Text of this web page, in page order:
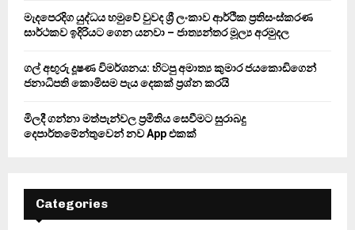
මැදපෙරදිග යුද්ධය හමුවේ වුවද ශ්‍රී ලංකාව ආර්ථික ප්‍රතිසංස්කරණ
සාර්ථකව ඉදිරියට ගෙන යනවා – ජාත්‍යන්තර මූල්‍ය අරමුදල
ගල් අඟුරු දූෂණ විමර්ශනය: හිටපු අමාත්‍ය කුමාර ජයකොඩිගෙන්
ජනාධිපති කොමිසම පැය දෙකක් ප්‍රශ්න කරයි
මිලදී ගන්නා මත්පැන්වල ප්‍රමිතිය සෙවීමට සුරාබදු
දෙපාර්තමේන්තුවෙන් නව App එකක්
Categories